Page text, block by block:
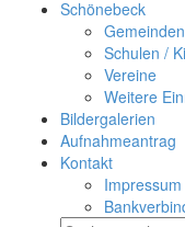
Schönebeck
Schulen /
Vereine
Weitere
Bildergalerien
Aufnahmeantrag
Kontakt
Impressum